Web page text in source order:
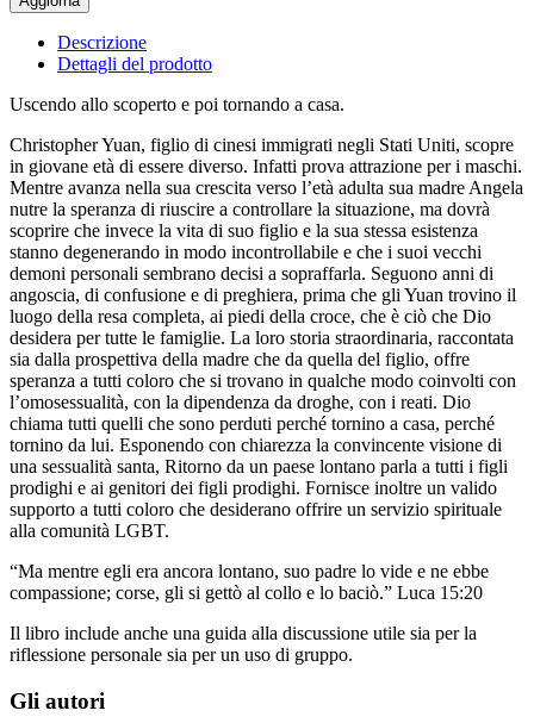
Descrizione
Dettagli del prodotto
Uscendo allo scoperto e poi tornando a casa.
Christopher Yuan, figlio di cinesi immigrati negli Stati Uniti, scopre
in giovane età di essere diverso. Infatti prova attrazione per i maschi.
Mentre avanza nella sua crescita verso l’età adulta sua madre Angela
nutre la speranza di riuscire a controllare la situazione, ma dovrà
scoprire che invece la vita di suo figlio e la sua stessa esistenza
stanno degenerando in modo incontrollabile e che i suoi vecchi
demoni personali sembrano decisi a sopraffarla. Seguono anni di
angoscia, di confusione e di preghiera, prima che gli Yuan trovino il
luogo della resa completa, ai piedi della croce, che è ciò che Dio
desidera per tutte le famiglie. La loro storia straordinaria, raccontata
sia dalla prospettiva della madre che da quella del figlio, offre
speranza a tutti coloro che si trovano in qualche modo coinvolti con
l’omosessualità, con la dipendenza da droghe, con i reati. Dio
chiama tutti quelli che sono perduti perché tornino a casa, perché
tornino da lui. Esponendo con chiarezza la convincente visione di
una sessualità santa, Ritorno da un paese lontano parla a tutti i figli
prodighi e ai genitori dei figli prodighi. Fornisce inoltre un valido
supporto a tutti coloro che desiderano offrire un servizio spirituale
alla comunità LGBT.
“Ma mentre egli era ancora lontano, suo padre lo vide e ne ebbe
compassione; corse, gli si gettò al collo e lo baciò.” Luca 15:20
Il libro include anche una guida alla discussione utile sia per la
riflessione personale sia per un uso di gruppo.
Gli autori